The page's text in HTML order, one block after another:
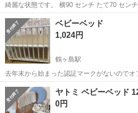
綺麗な状態です。 横90 センチ たて
埼玉 羽生市 羽生駅 ベッド
ベビーベッド
1,024円
鶴ヶ島駅
去年末から始まった認証マークがないのでオ
ので出品します。 故障や大きな傷はありま
は写真で判断願いますを サイズは２枚目の
下住所のアパート前での引き取り宜...
埼玉 鶴ヶ島市 鶴ヶ島駅 ベッド
ヤトミ ベビーベッド
0円